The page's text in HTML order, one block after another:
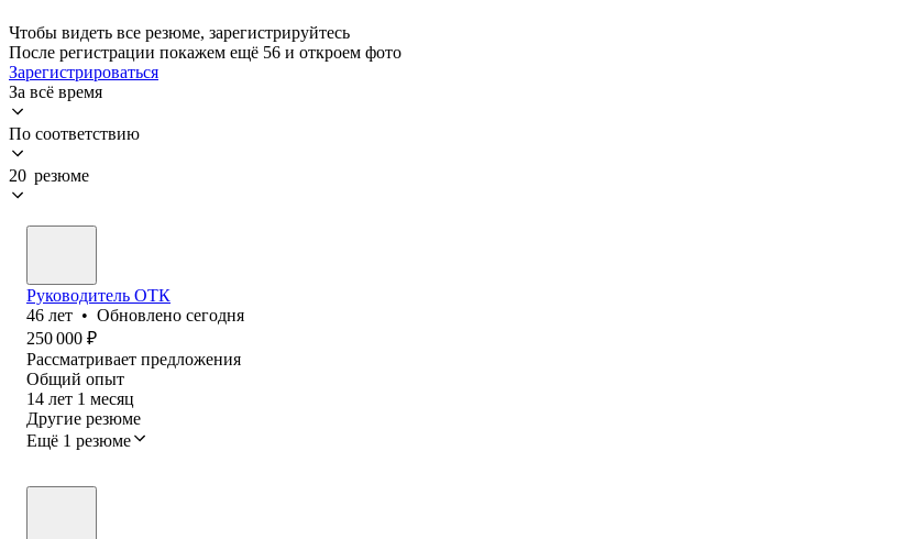
Чтобы видеть все резюме, зарегистрируйтесь
После регистрации покажем ещё 56 и откроем фото
Зарегистрироваться
За всё время
По соответствию
20 резюме
Руководитель ОТК
46 лет • Обновлено сегодня
250 000 ₽
Рассматривает предложения
Общий опыт
14 лет 1 месяц
Другие резюме
Ещё 1 резюме